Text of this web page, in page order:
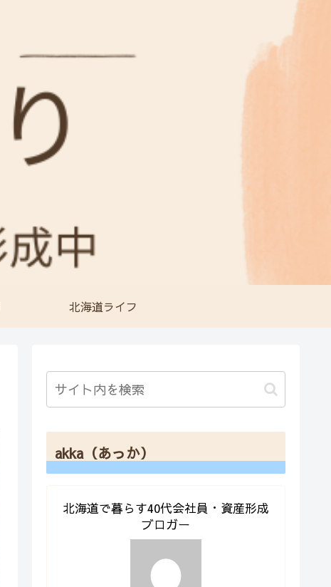
北海道ライフ
akka（あっか）
北海道で暮らす40代会社員・資産形成
ブロガー